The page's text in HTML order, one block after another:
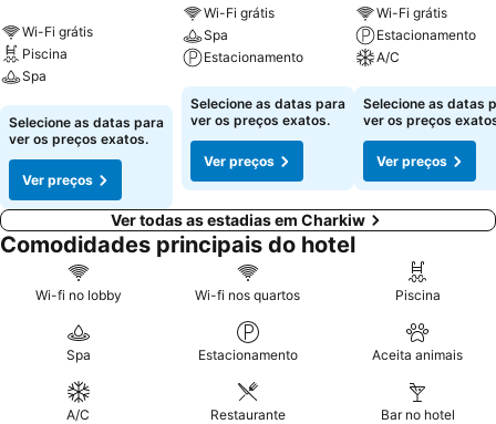
Wi-Fi grátis
Piscina
Spa
Ver preços
Selecione as datas para
ver os preços exatos.
Ver preços
Wi-Fi grátis
Spa
Estacionamento
Ver preços
Selecione as datas para
ver os preços exatos.
Ver preços
Wi-Fi grátis
Estacionamento
A/C
Ver preços
Selecione as datas
ver os preços
Ver preços
Ver todas as estadias em Charkiw
Comodidades principais do hotel
Wi-fi no lobby Wi-fi nos quartos Piscina
Spa Estacionamento Aceita animais
A/C Restaurante Bar no hotel